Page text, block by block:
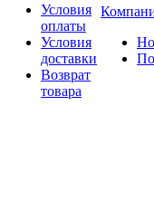
Условия
оплаты
Условия
доставки
Возврат
товара